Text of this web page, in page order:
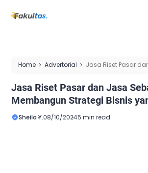
Home Advertorial
Jasa Riset Pasar
Jasa Riset Pasar dan Jasa
Membangun Strategi Bisnis
Sheila Y.08/10/20245 min read